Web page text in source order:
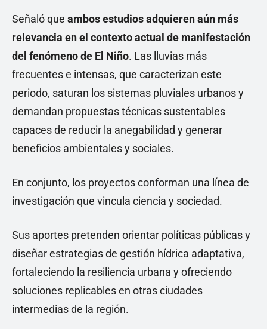
Señaló que ambos estudios adquieren aún más
relevancia en el contexto actual de manifestación
del fenómeno de El Niño. Las lluvias más
frecuentes e intensas, que caracterizan este
periodo, saturan los sistemas pluviales urbanos y
demandan propuestas técnicas sustentables
capaces de reducir la anegabilidad y generar
beneficios ambientales y sociales.
En conjunto, los proyectos conforman una línea de
investigación que vincula ciencia y sociedad.
Sus aportes pretenden orientar políticas públicas y
diseñar estrategias de gestión hídrica adaptativa,
fortaleciendo la resiliencia urbana y ofreciendo
soluciones replicables en otras ciudades
intermedias de la región.